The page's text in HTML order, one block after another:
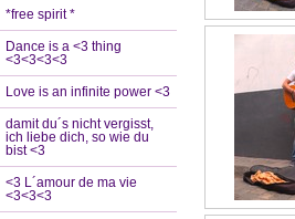
*free spirit *
Dance is a <3 thing
<3<3<3<3
Love is an infinite power <3
damit du´s nicht vergisst,
ich liebe dich, so wie du
bist <3
<3 L´amour de ma vie
<3<3<3